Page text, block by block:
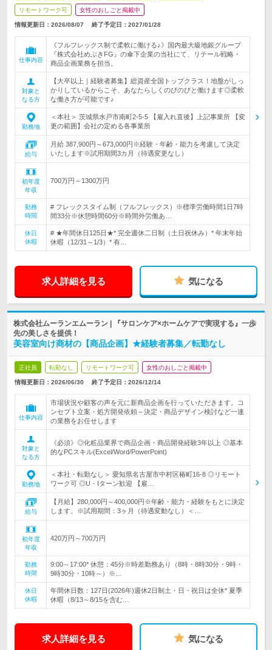
リモートワーク可 女性のおしごと掲載中
情報更新日：2026/08/07 終了予定日： 2027/01/28
仕事内容
《フルフレックス制で柔軟に働ける♪》国内最大級地銀グループ
『株式会社めぶきFG』の傘下企業の当社にて、リテール戦略・
商品企画業務を担当。
対象と
なる方
【大卒以上｜経験者募集】総資産全国トップクラス！地盤がしっ
かりしているからこそ、あなたらしくのびのびと働けます◎柔軟
な働き方が可能です♪
勤務地
＜本社＞ 茨城県水戸市南町2-5-5 【雇入れ直後】上記事業所 【変
更の範囲】会社の定める各事業所
給与
月給 387,900円～673,000円※経験・年齢・能力を考慮して決定
いたします※試用期間3カ月（待遇変更なし）
初年度
年収
700万円～1300万円
勤務
時間
# フレックスタイム制（フルフレックス）※標準労働時間1日7時
間33分※休憩時間60分※時間外労働あ…
休日
休暇
# ★年間休日125日★* 完全週休二日制（土日祝休み）* 年末年始
休暇（12/31～1/3）* 有…
求人詳細を見る 気になる
株式会社ムーランエムーラン | 『サロンケア×ホームケアで実現する』一歩
先の美しさを提供！
美容室向け商材の【商品企画】★経験者募集／転勤なし
正社員 転勤なし リモートワーク可 女性のおしごと掲載中
情報更新日：2026/06/30 終了予定日： 2026/12/14
仕事内容
市場状況や顧客の声を元に新商品企画を行っていただきます。コ
ンセプト立案・処方開発依頼～決定・商品デザイン検討など一連
の業務をお任せします
対象と
なる方
《必須》◎化粧品業界で商品企画・商品開発経験3年以上 ◎基本
的なPCスキル(Excel/Word/PowerPoint)
勤務地
＜本社・転勤なし＞ 愛知県名古屋市中村区椿町16-8 ◎リモート
ワーク可 ◎U・Iターン歓迎 【雇…
給与
【月給】280,000円～400,000円※年齢・能力・経験をもとに決定
します。※試用期間：3ヶ月（待遇変動なし）＜…
初年度
年収
420万円～700万円
勤務
時間
9:00～17:00* 休憩：45分※時差勤務あり（8時・8時30分・9時・
9時30分・10時～）※…
休日
休暇
年間休日数：127日(2026年)週休2日制土・日・祝日は全休* 夏季
休暇（8/13～8/15を含む…
求人詳細を見る 気になる